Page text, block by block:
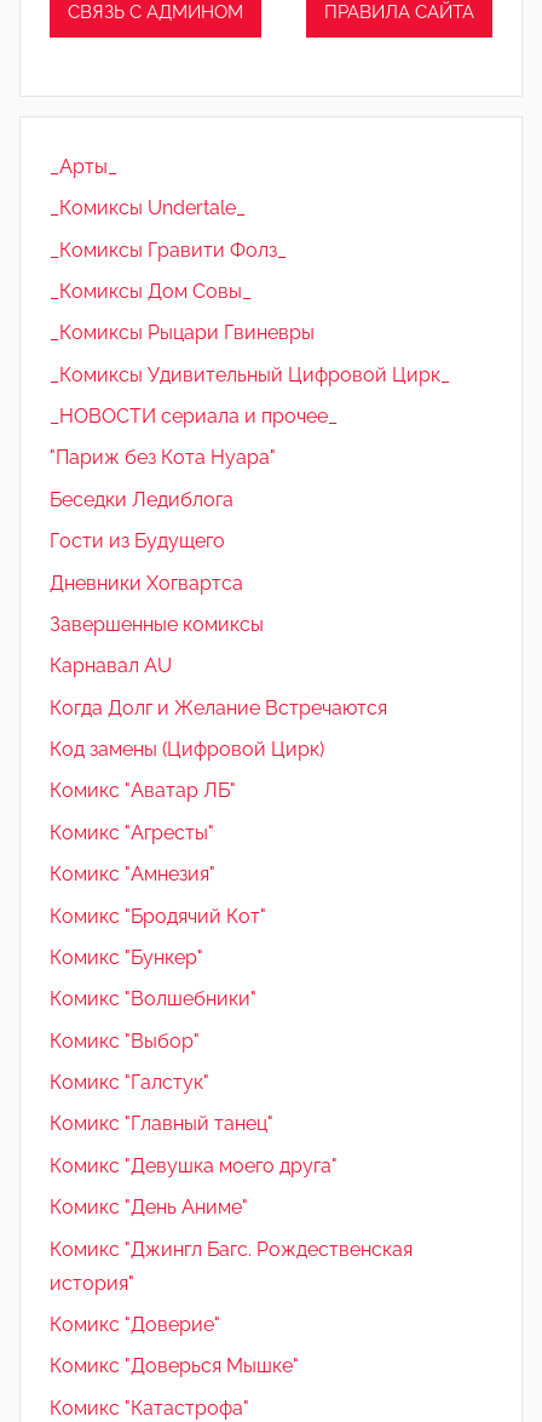
СВЯЗЬ С АДМИНОМ ПРАВИЛА САЙТА
_Арты_
_Комиксы Undertale_
_Комиксы Гравити Фолз_
_Комиксы Дом Совы_
_Комиксы Рыцари Гвиневры
_Комиксы Удивительный Цифровой Цирк_
_НОВОСТИ сериала и прочее_
"Париж без Кота Нуара"
Беседки Ледиблога
Гости из Будущего
Дневники Хогвартса
Завершенные комиксы
Карнавал AU
Когда Долг и Желание Встречаются
Код замены (Цифровой Цирк)
Комикс "Аватар ЛБ"
Комикс "Агресты"
Комикс "Амнезия"
Комикс "Бродячий Кот"
Комикс "Бункер"
Комикс "Волшебники"
Комикс "Выбор"
Комикс "Галстук"
Комикс "Главный танец"
Комикс "Девушка моего друга"
Комикс "День Аниме"
Комикс "Джингл Багс. Рождественская
история"
Комикс "Доверие"
Комикс "Доверься Мышке"
Комикс "Катастрофа"